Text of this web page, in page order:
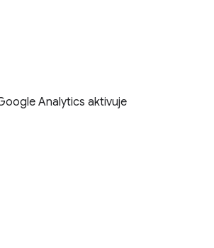
Analytics aktivuje